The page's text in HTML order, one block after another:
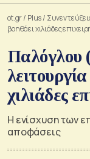
ot.gr/ Plus/
βοηθάει χιλιάδες
Παλόγλου
χιλιάδες
Η ενίσχυση των
αποφάσεις